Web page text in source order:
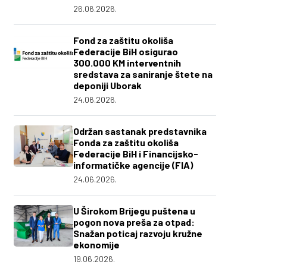
26.06.2026.
Fond za zaštitu okoliša
Federacije BiH osigurao
300.000 KM interventnih
sredstava za saniranje štete na
deponiji Uborak
24.06.2026.
Održan sastanak predstavnika
Fonda za zaštitu okoliša
Federacije BiH i Financijsko-
informatičke agencije (FIA)
24.06.2026.
U Širokom Brijegu puštena u
pogon nova preša za otpad:
Snažan poticaj razvoju kružne
ekonomije
19.06.2026.